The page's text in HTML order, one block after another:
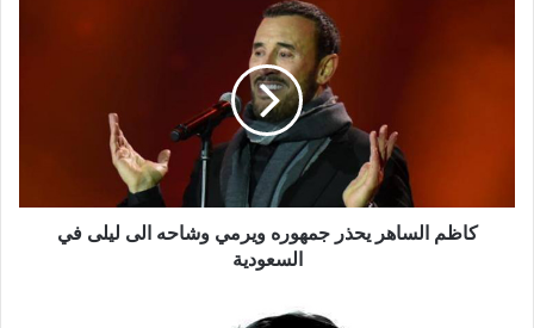
في
السعوديةكاظم الساهر يحذر جمهوره ويرمي وشاحه الى ليلى في
السعودية